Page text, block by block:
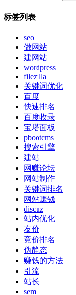
标签列表
seo
做网站
建网站
wordpress
filezilla
关键词优化
百度
快速排名
百度收录
宝塔面板
pbootcms
搜索引擎
建站
网赚论坛
网站制作
关键词排名
网站赚钱
discuz
站内优化
友价
竞价排名
伪静态
赚钱的方法
引流
站长
sem